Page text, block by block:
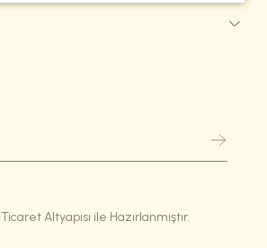
Altyapısı ile Hazırlanmıştır.